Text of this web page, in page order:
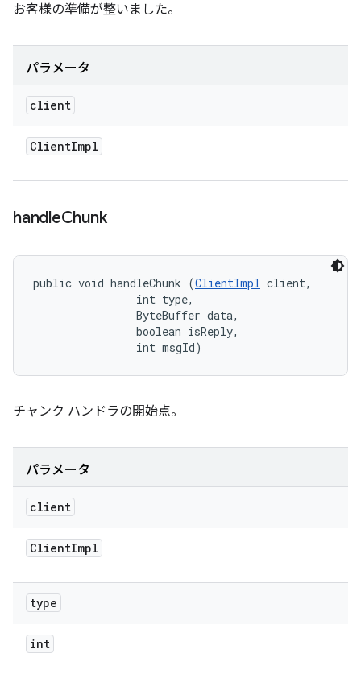
お客様の準備が整いました。
パラメータ
client
ClientImpl
handleChunk
public void handleChunk (ClientImpl client,
                int type,
                ByteBuffer data,
                boolean isReply,
                int msgId)
チャンク ハンドラの開始点。
パラメータ
client
ClientImpl
type
int